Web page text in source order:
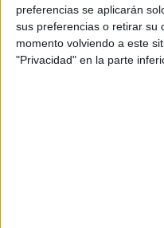
preferencias se aplicarán
sus preferencias o retirar su
momento volviendo a este
"Privacidad" en la parte
Eficiencia
Instituto Focan